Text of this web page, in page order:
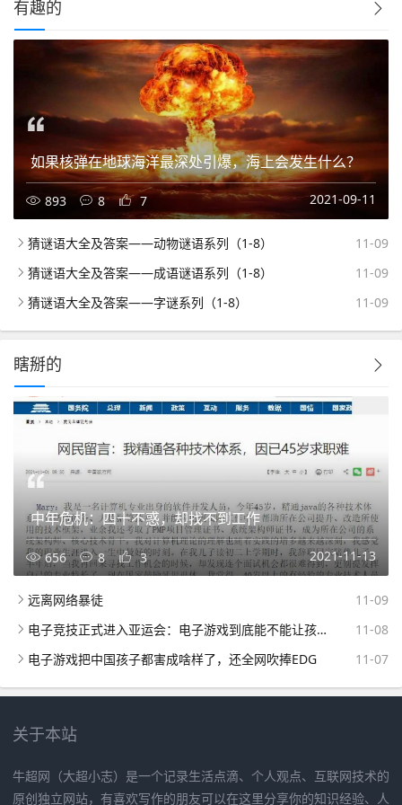
有趣的
如果核弹在地球海洋最深处引爆，海上会发生什么？
893 8 7 2021-09-11
猜谜语大全及答案——动物谜语系列（1-8）
11-09
猜谜语大全及答案——成语谜语系列（1-8）
11-09
猜谜语大全及答案——字谜系列（1-8）
11-09
瞎掰的
中年危机：四十不惑，却找不到工作
656 8 3 2021-11-13
远离网络暴徒
11-09
电子竞技正式进入亚运会：电子游戏到底能不能让孩子玩
11-08
电子游戏把中国孩子都害成啥样了，还全网吹捧EDG
11-07
关于本站
牛超网（大超小志）是一个记录生活点滴、个人观点、互联网技术的
原创独立网站，有喜欢写作的朋友可以在这里分享你的知识经验、人